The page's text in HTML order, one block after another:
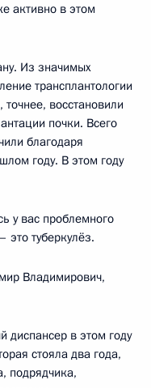
активно в этом
Из значимых
трансплантологии
восстановили
почки. Всего
благодаря
году. В этом году
у вас проблемного
это туберкулёз.
Владимирович,
диспансер в этом году
стояла два года,
подрядчика,